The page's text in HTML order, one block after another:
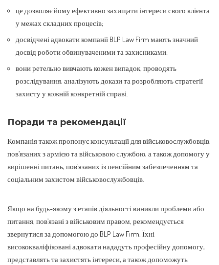
це дозволяє йому ефективно захищати інтереси свого клієнта
у межах складних процесів;
досвідчені адвокати компанії BLP Law Firm мають значний
досвід роботи обвинуваченими та захисниками;
вони ретельно вивчають кожен випадок, проводять
розслідування, аналізують докази та розробляють стратегії
захисту у кожній конкретній справі.
Поради та рекомендації
Компанія також пропонує консультації для військовослужбовців,
пов’язаних з армією та військовою службою, а також допомогу у
вирішенні питань, пов’язаних із пенсійним забезпеченням та
соціальним захистом військовослужбовців.
Якщо на будь-якому з етапів діяльності виникли проблеми або
питання, пов’язані з військовим правом, рекомендується
звернутися за допомогою до BLP Law Firm. Їхні
висококваліфіковані адвокати нададуть професійну допомогу,
представлять та захистять інтереси, а також допоможуть